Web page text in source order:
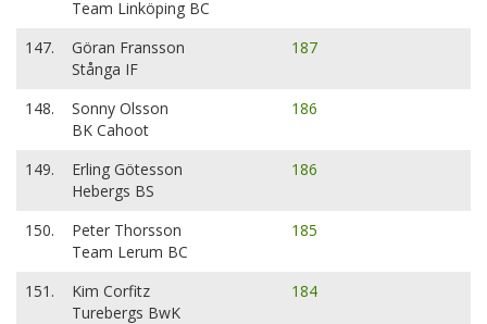
Team Linköping BC
147.
Göran Fransson
Stånga IF
187
148.
Sonny Olsson
BK Cahoot
186
149.
Erling Götesson
Hebergs BS
186
150.
Peter Thorsson
Team Lerum BC
185
151.
Kim Corfitz
Turebergs BwK
184